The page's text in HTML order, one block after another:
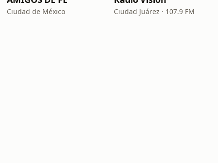
Ciudad de México Ciudad Juárez · 107.9 FM